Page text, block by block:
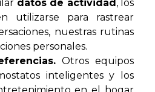
datos de actividad , los
utilizarse para rastrear
nuestras rutinas
personales.
Otros equipos
inteligentes y los